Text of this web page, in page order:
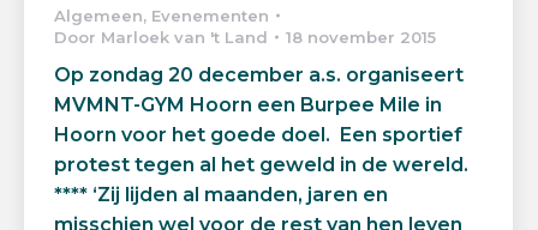
Algemeen, Evenementen
Door Marloek van 't Land 18 november 2015
Op zondag 20 december a.s. organiseert
MVMNT-GYM Hoorn een Burpee Mile in
Hoorn voor het goede doel. Een sportief
protest tegen al het geweld in de wereld.
**** ‘Zij lijden al maanden, jaren en
misschien wel voor de rest van hen leven